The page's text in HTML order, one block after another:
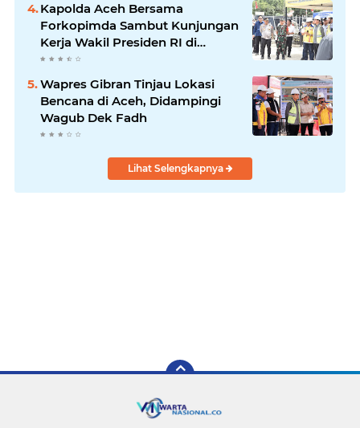
Kapolda Aceh Bersama
Forkopimda Sambut Kunjungan
Kerja Wakil Presiden RI di
Kabupaten Bireuen
Wapres Gibran Tinjau Lokasi
Bencana di Aceh, Didampingi
Wagub Dek Fadh
Lihat Selengkapnya